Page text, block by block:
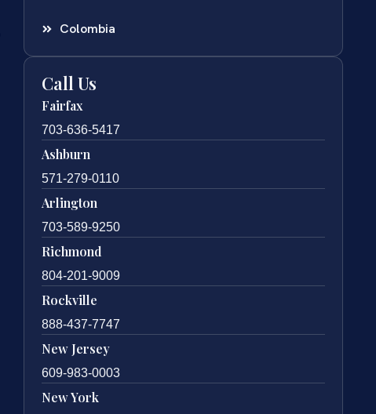
Colombia
Call Us
Fairfax
703-636-5417
Ashburn
571-279-0110
Arlington
703-589-9250
Richmond
804-201-9009
Rockville
888-437-7747
New Jersey
609-983-0003
New York